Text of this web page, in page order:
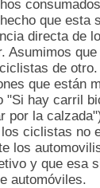
que esta
directa de
Asumimos
de
que están
"Si hay carril
por la
ciclistas no
los
y que esa
automóviles.